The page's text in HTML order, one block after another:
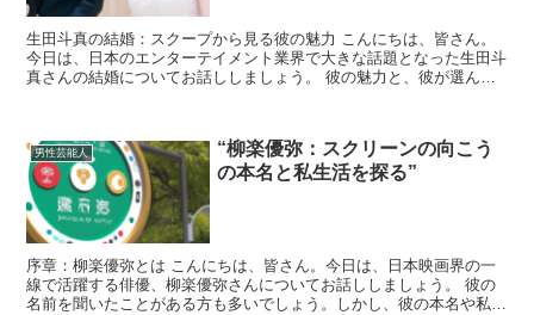
生田斗真の結婚：スクープから見る彼の魅力 こんにちは、皆さん。
今日は、日本のエンターテイメント業界で大きな話題となった生田斗
真さんの結婚についてお話ししましょう。 彼の魅力と、彼が選んだ
男性芸能人
“柳楽優弥：スクリーンの向こう
の本名と私生活を探る”
序章：柳楽優弥とは こんにちは、皆さん。今日は、日本映画界の一
線で活躍する俳優、柳楽優弥さんについてお話ししましょう。 彼の
名前を聞いたことがある方も多いでしょう。しかし、彼の本名や私生